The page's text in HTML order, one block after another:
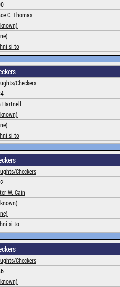
C. Thomas
si to
Checkers
Hartnell
si to
Checkers
W. Cain
si to
Checkers